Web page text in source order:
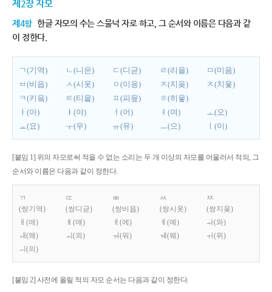
제2장 자모
제4항 한글 자모의 수는 스물넉 자로 하고, 그 순서와 이름은 다음과 같
이 정한다.
ㄱ(기역) ㄴ(니은) ㄷ(디귿) ㄹ(리을)
ㅁ(미음)
ㅂ(비읍)
ㅅ(시옷) ㅇ(이응) ㅈ(지읒)
ㅊ(치읓)
ㅋ(키읔)
ㅌ(티읕) ㅍ(피읖)
ㅎ(히읗)
ㅏ(아)
ㅑ(야) ㅓ(어) ㅕ(여)
ㅗ(오)
ㅛ(요)
ㅜ(우) ㅠ(유) ㅡ(으) ㅣ(이)
[붙임 1] 위의 자모로써 적을 수 없는 소리는 두 개 이상의 자모를 어울러서 적되, 그
순서와 이름은 다음과 같이 정한다.
ㄲ
(쌍기역)
ㄸ
(쌍디귿)
ㅃ
(쌍비읍)
ㅆ
(쌍시옷)
ㅉ
(쌍지읒)
ㅐ(애)
ㅒ(얘) ㅔ(에) ㅖ(예)
ㅘ(와)
ㅙ(왜)
ㅚ(외) ㅝ(워) ㅞ(웨)
ㅟ(위)
ㅢ(의)
[붙임 2] 사전에 올릴 적의 자모 순서는 다음과 같이 정한다.